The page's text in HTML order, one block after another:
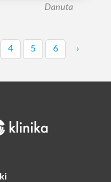
Danuta
4 5 6 ›